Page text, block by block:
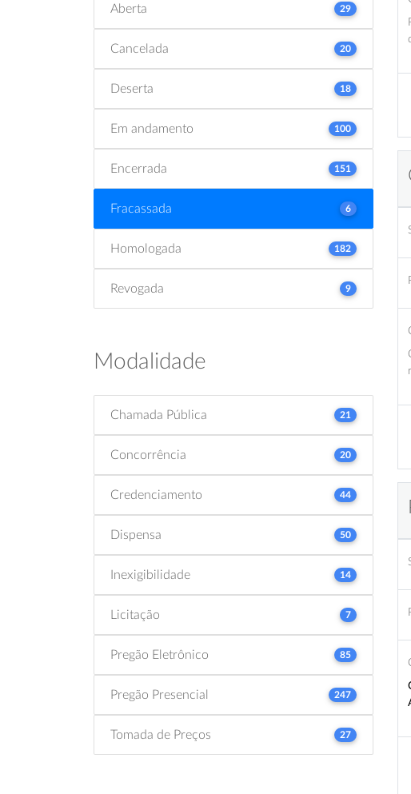
Aberta 29
Cancelada 20
Deserta 18
Em andamento 100
Encerrada 151
Fracassada 6
Homologada 182
Revogada 9
Modalidade
Chamada Pública 21
Concorrência 20
Credenciamento 44
Dispensa 50
Inexigibilidade 14
Licitação 7
Pregão Eletrônico 85
Pregão Presencial 247
Tomada de Preços 27